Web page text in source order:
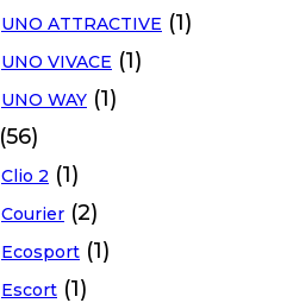
UNO ATTRACTIVE (1)
UNO VIVACE (1)
UNO WAY (1)
(56)
Clio 2 (1)
Courier (2)
Ecosport (1)
Escort (1)